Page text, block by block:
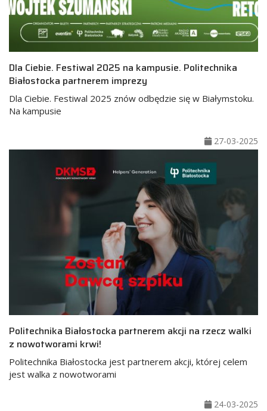
Dla Ciebie. Festiwal 2025 na kampusie. Politechnika
Białostocka partnerem imprezy
Dla Ciebie. Festiwal 2025 znów odbędzie się w Białymstoku.
Na kampusie
27-03-2025
Politechnika Białostocka partnerem akcji na rzecz walki
z nowotworami krwi!
Politechnika Białostocka jest partnerem akcji, której celem
jest walka z nowotworami
24-03-2025